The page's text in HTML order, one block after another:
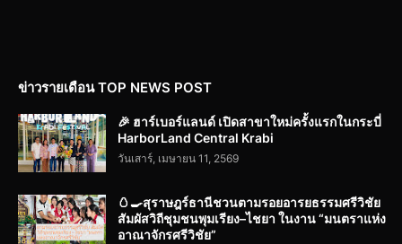
ข่าวรายเดือน TOP NEWS POST
🎉 ฮาร์เบอร์แลนด์ เปิดสาขาใหม่ครั้งแรกในกระบี่
HarborLand Central Krabi
วันเสาร์, เมษายน 11, 2569
🥚🍳สุราษฎร์ธานีชวนตามรอยอารยธรรมศรีวิชัย
สัมผัสวิถีชุมชนพุมเรียง–ไชยา ในงาน “มนตราแห่ง
อาณาจักรศรีวิชัย”